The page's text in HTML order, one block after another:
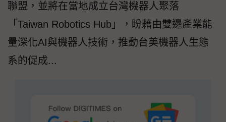
聯盟，並將在當地成立台灣機器人聚落
「Taiwan Robotics Hub」，盼藉由雙邊產業能
量深化AI與機器人技術，推動台美機器人生態
系的促成...